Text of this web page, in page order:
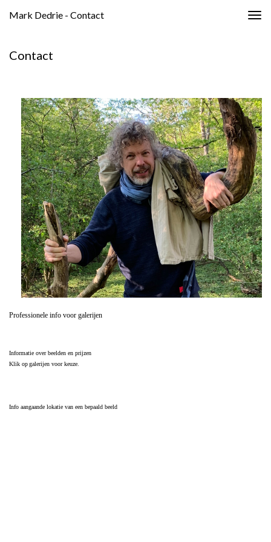
Mark Dedrie - Contact
Contact
Professionele info voor galerijen
Informatie over beelden en prijzen
Klik opgalerijen voor keuze.
Info aangaande lokatie van een bepaald beeld